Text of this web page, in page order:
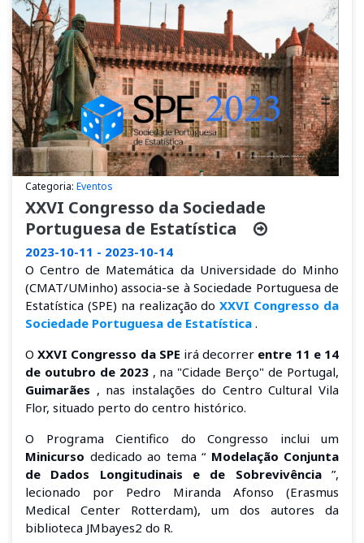
Categoria: Eventos
XXVI Congresso da Sociedade
Portuguesa de Estatística
2023-10-11 - 2023-10-14
O Centro de Matemática da Universidade do Minho
(CMAT/UMinho) associa-se à Sociedade Portuguesa de
Estatística (SPE) na realização doXXVI Congresso da
Sociedade Portuguesa de Estatística .
O XXVI Congresso da SPE irá decorrer entre 11 e 14
de outubro de 2023, na "Cidade Berço" de Portugal,
Guimarães , nas instalações do Centro Cultural Vila
Flor, situado perto do centro histórico.
O Programa Cientifico do Congresso inclui um
Minicurso dedicado ao tema “ Modelação Conjunta
de Dados Longitudinais e de Sobrevivência”,
lecionado por Pedro Miranda Afonso (Erasmus
Medical Center Rotterdam), um dos autores da
biblioteca JMbayes2 do R.